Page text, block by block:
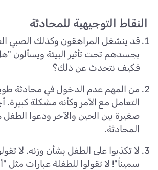
النقاط التوجيهية للمحادثة
قد ينشغل المراهقون وكذلك الصبي
بجسدهم تحت تأثير البيئة ويسألون
فكيف نتحدث عن ذلك؟
من المهم عدم الدخول في محادثة
التعامل مع الأمر وكأنه مشكلة كبيرة.
صغيرة بين الحين والآخر ودعوا
المحادثة.
لا تكذبوا على الطفل بشأن وزنه. لا
سميناً"! لا تقولوا للطفلة عبارات مثل